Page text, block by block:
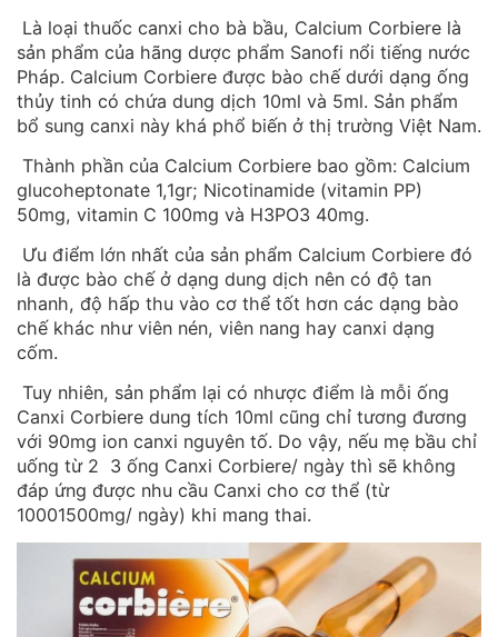
Là loại thuốc canxi cho bà bầu, Calcium Corbiere là
sản phẩm của hãng dược phẩm Sanofi nổi tiếng nước
Pháp. Calcium Corbiere được bào chế dưới dạng ống
thủy tinh có chứa dung dịch 10ml và 5ml. Sản phẩm
bổ sung canxi này khá phổ biến ở thị trường Việt Nam.
Thành phần của Calcium Corbiere bao gồm: Calcium
glucoheptonate 1,1gr; Nicotinamide (vitamin PP)
50mg, vitamin C 100mg và H3PO3 40mg.
Ưu điểm lớn nhất của sản phẩm Calcium Corbiere đó
là được bào chế ở dạng dung dịch nên có độ tan
nhanh, độ hấp thu vào cơ thể tốt hơn các dạng bào
chế khác như viên nén, viên nang hay canxi dạng
cốm.
Tuy nhiên, sản phẩm lại có nhược điểm là mỗi ống
Canxi Corbiere dung tích 10ml cũng chỉ tương đương
với 90mg ion canxi nguyên tố. Do vậy, nếu mẹ bầu chỉ
uống từ 2 3 ống Canxi Corbiere/ ngày thì sẽ không
đáp ứng được nhu cầu Canxi cho cơ thể (từ
10001500mg/ ngày) khi mang thai.